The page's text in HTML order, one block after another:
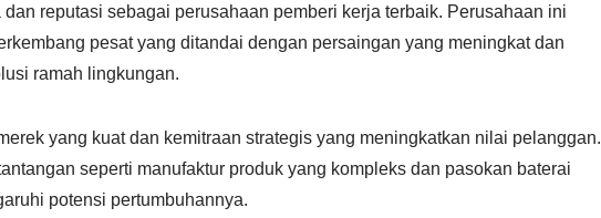
reputasi sebagai perusahaan pemberi kerja terbaik. Perusahaan ini
pesat yang ditandai dengan persaingan yang meningkat dan
ramah lingkungan.
yang kuat dan kemitraan strategis yang meningkatkan nilai pelanggan.
seperti manufaktur produk yang kompleks dan pasokan baterai
potensi pertumbuhannya.